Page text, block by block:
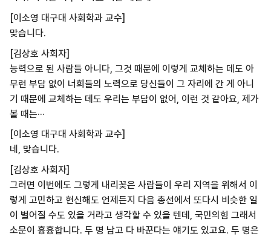
[이소영 대구대 사회학과 교수]
맞습니다.
[김상호 사회자]
능력으로 된 사람들 아니다, 그것 때문에 이렇게 교체하는 데도 아
무런 부담 없이 너희들의 노력으로 당신들이 그 자리에 간 게 아니
기 때문에 교체하는 데도 우리는 부담이 없어, 이런 것 같아요, 제가
볼 때는···
[이소영 대구대 사회학과 교수]
네, 맞습니다.
[김상호 사회자]
그러면 이번에도 그렇게 내리꽂은 사람들이 우리 지역을 위해서 이
렇게 고민하고 헌신해도 언제든지 다음 총선에서 또다시 비슷한 일
이 벌어질 수도 있을 거라고 생각할 수 있을 텐데, 국민의힘 그래서
소문이 흉흉합니다. 두 명 남고 다 바꾼다는 얘기도 있고요. 두 명은